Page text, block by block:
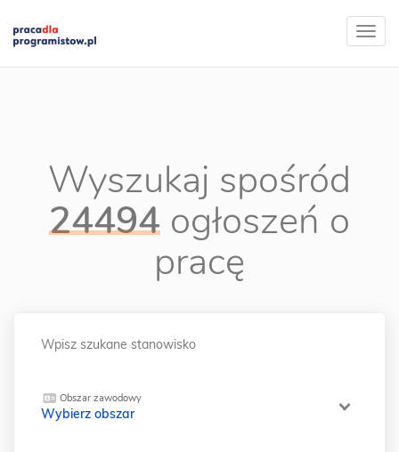
Wyszukaj spośród
24494 ogłoszeń o
pracę
Obszar zawodowy
Wybierz obszar